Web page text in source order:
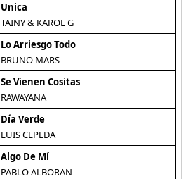
Unica
TAINY & KAROL G
Lo Arriesgo Todo
BRUNO MARS
Se Vienen Cositas
RAWAYANA
Día Verde
LUIS CEPEDA
Algo De Mí
PABLO ALBORAN